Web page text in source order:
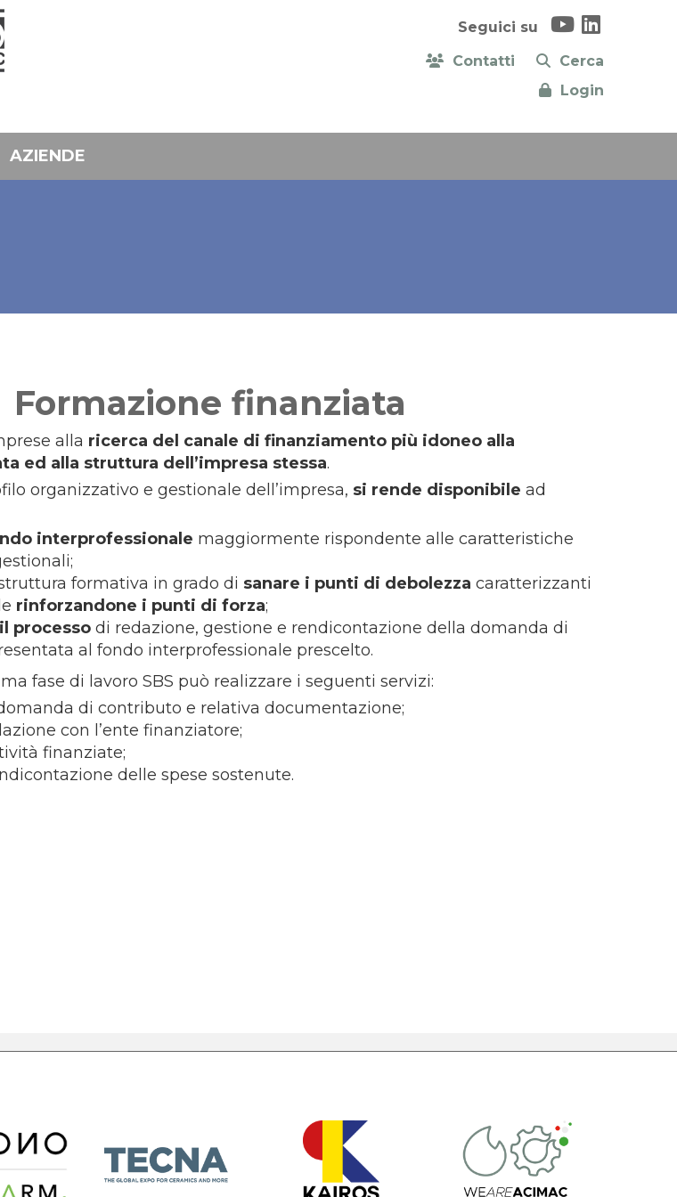
Seguici su
Contatti
Cerca
Login
AZIENDE
Formazione finanziata
alla ricerca del canale di finanziamento più idoneo alla
ed alla struttura dell’impresa stessa.
organizzativo e gestionale dell’impresa, si rende disponibile ad
interprofessionale maggiormente rispondente alle caratteristiche
formativa in grado di sanare i punti di debolezza caratterizzanti
rinforzandone i punti di forza;
processo di redazione, gestione e rendicontazione della domanda di
al fondo interprofessionale prescelto.
fase di lavoro SBS può realizzare i seguenti servizi:
di contributo e relativa documentazione;
con l’ente finanziatore;
finanziate;
delle spese sostenute.